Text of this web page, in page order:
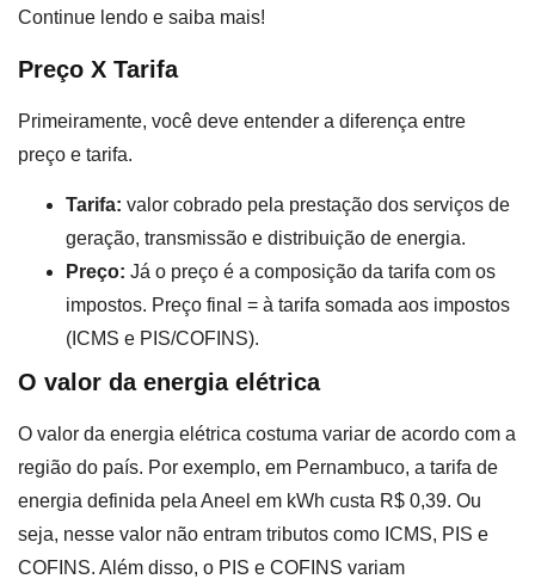
Continue lendo e saiba mais!
Preço X Tarifa
Primeiramente, você deve entender a diferença entre
preço e tarifa.
Tarifa: valor cobrado pela prestação dos serviços de
geração, transmissão e distribuição de energia.
Preço: Já o preço é a composição da tarifa com os
impostos. Preço final = à tarifa somada aos impostos
(ICMS e PIS/COFINS).
O valor da energia elétrica
O valor da energia elétrica costuma variar de acordo com a
região do país. Por exemplo, em Pernambuco, a tarifa de
energia definida pela Aneel em kWh custa R$ 0,39. Ou
seja, nesse valor não entram tributos como ICMS, PIS e
COFINS. Além disso, o PIS e COFINS variam